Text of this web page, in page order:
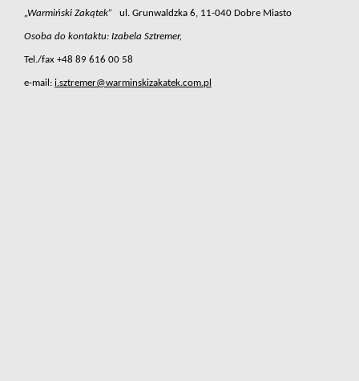
„Warmiński Zakątek” ul. Grunwaldzka 6, 11-040 Dobre Miasto
Osoba do kontaktu: Izabela Sztremer,
Tel./fax +48 89 616 00 58
e-mail: i.sztremer@warminskizakatek.com.pl